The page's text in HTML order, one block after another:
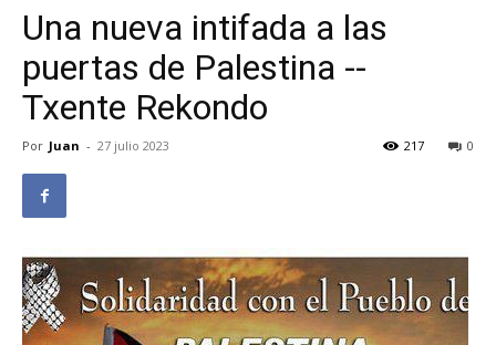
Una nueva intifada a las
puertas de Palestina --
Txente Rekondo
Por Juan - 27 julio 2023 0
217